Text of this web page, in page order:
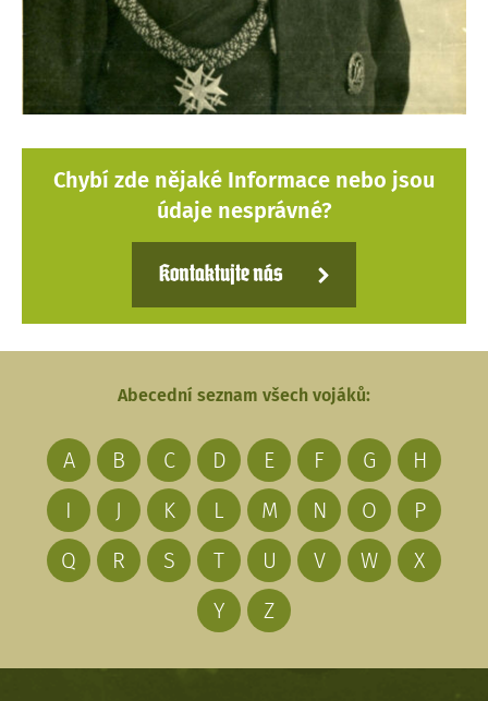
Chybí zde nějaké Informace nebo jsou
údaje nesprávné?
Kontaktujte nás
Abecední seznam všech vojáků:
A B C D E F G
H
I
J K L M N O
P
Q
R S T U V W
X
Y
Z